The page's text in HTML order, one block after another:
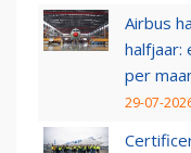
Airbus
halfjaar:
per
29-07-